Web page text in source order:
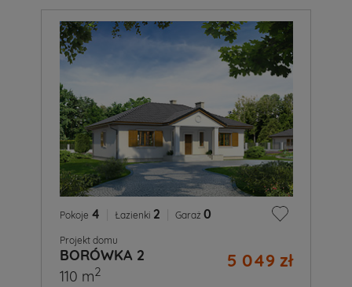
Pokoje 4 Łazienki 2 Garaż 0
Projekt domu
BORÓWKA 2 5 049 zł
110 m2